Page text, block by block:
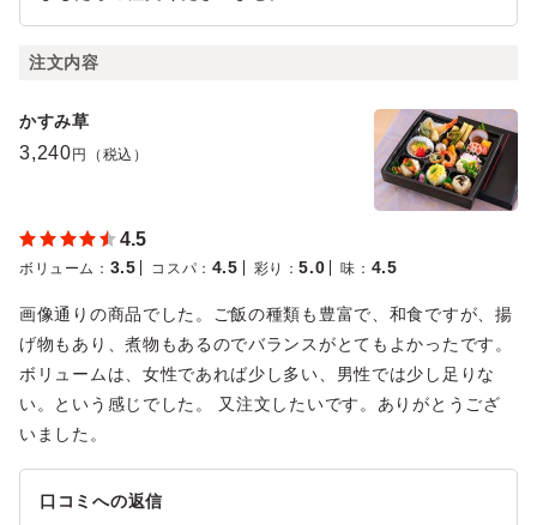
注文内容
かすみ草
3,240 円（税込）
4.5
ボリューム ： 3.5 コスパ ： 4.5 彩り ：5.0 味 ： 4.5
画像通りの商品でした。ご飯の種類も豊富で、和食ですが、揚
げ物もあり、煮物もあるのでバランスがとてもよかったです。
ボリュームは、女性であれば少し多い、男性では少し足りな
い。という感じでした。 又注文したいです。ありがとうござ
いました。
口コミへの返信